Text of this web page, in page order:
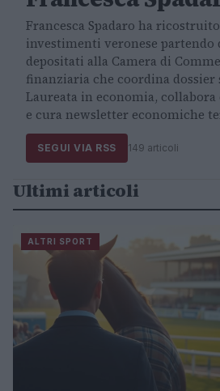
Francesca Spadaro ha
investimenti veronese partendo
depositati alla Camera di
finanziaria che coordina dossier
Laureata in economia,
e cura newsletter economiche
SEGUI VIA RSS 149 articoli
Ultimi articoli
ALTRI SPORT